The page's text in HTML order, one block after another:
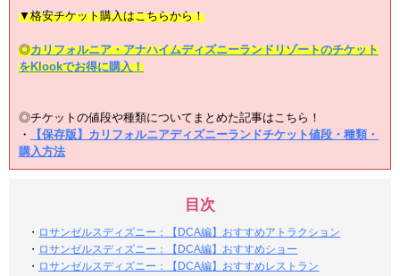
▼格安チケット購入はこちらから！
◎カリフォルニア・アナハイムディズニーランドリゾートのチケット
をKlookでお得に購入！
◎チケットの値段や種類についてまとめた記事はこちら！
・
【保存版】カリフォルニアディズニーランドチケット値段・種類・
購入方法
目次
・ ロサンゼルスディズニー：【DCA編】おすすめアトラクション
・ ロサンゼルスディズニー：【DCA編】おすすめショー
・ ロサンゼルスディズニー：【DCA編】おすすめレストラン